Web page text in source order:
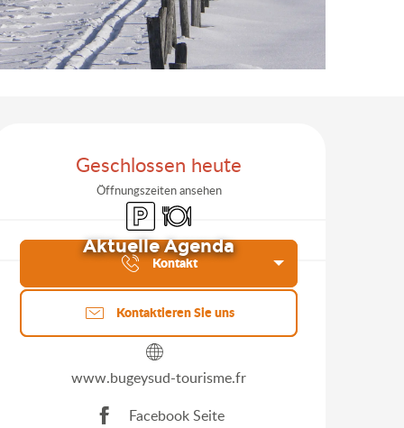
Geschlossen heute
Öffnungszeiten ansehen
ParkplatzRestaurant
Aktuelle Agenda
Kontakt
Kontaktieren Sie uns
www.bugeysud-tourisme.fr
Facebook Seite